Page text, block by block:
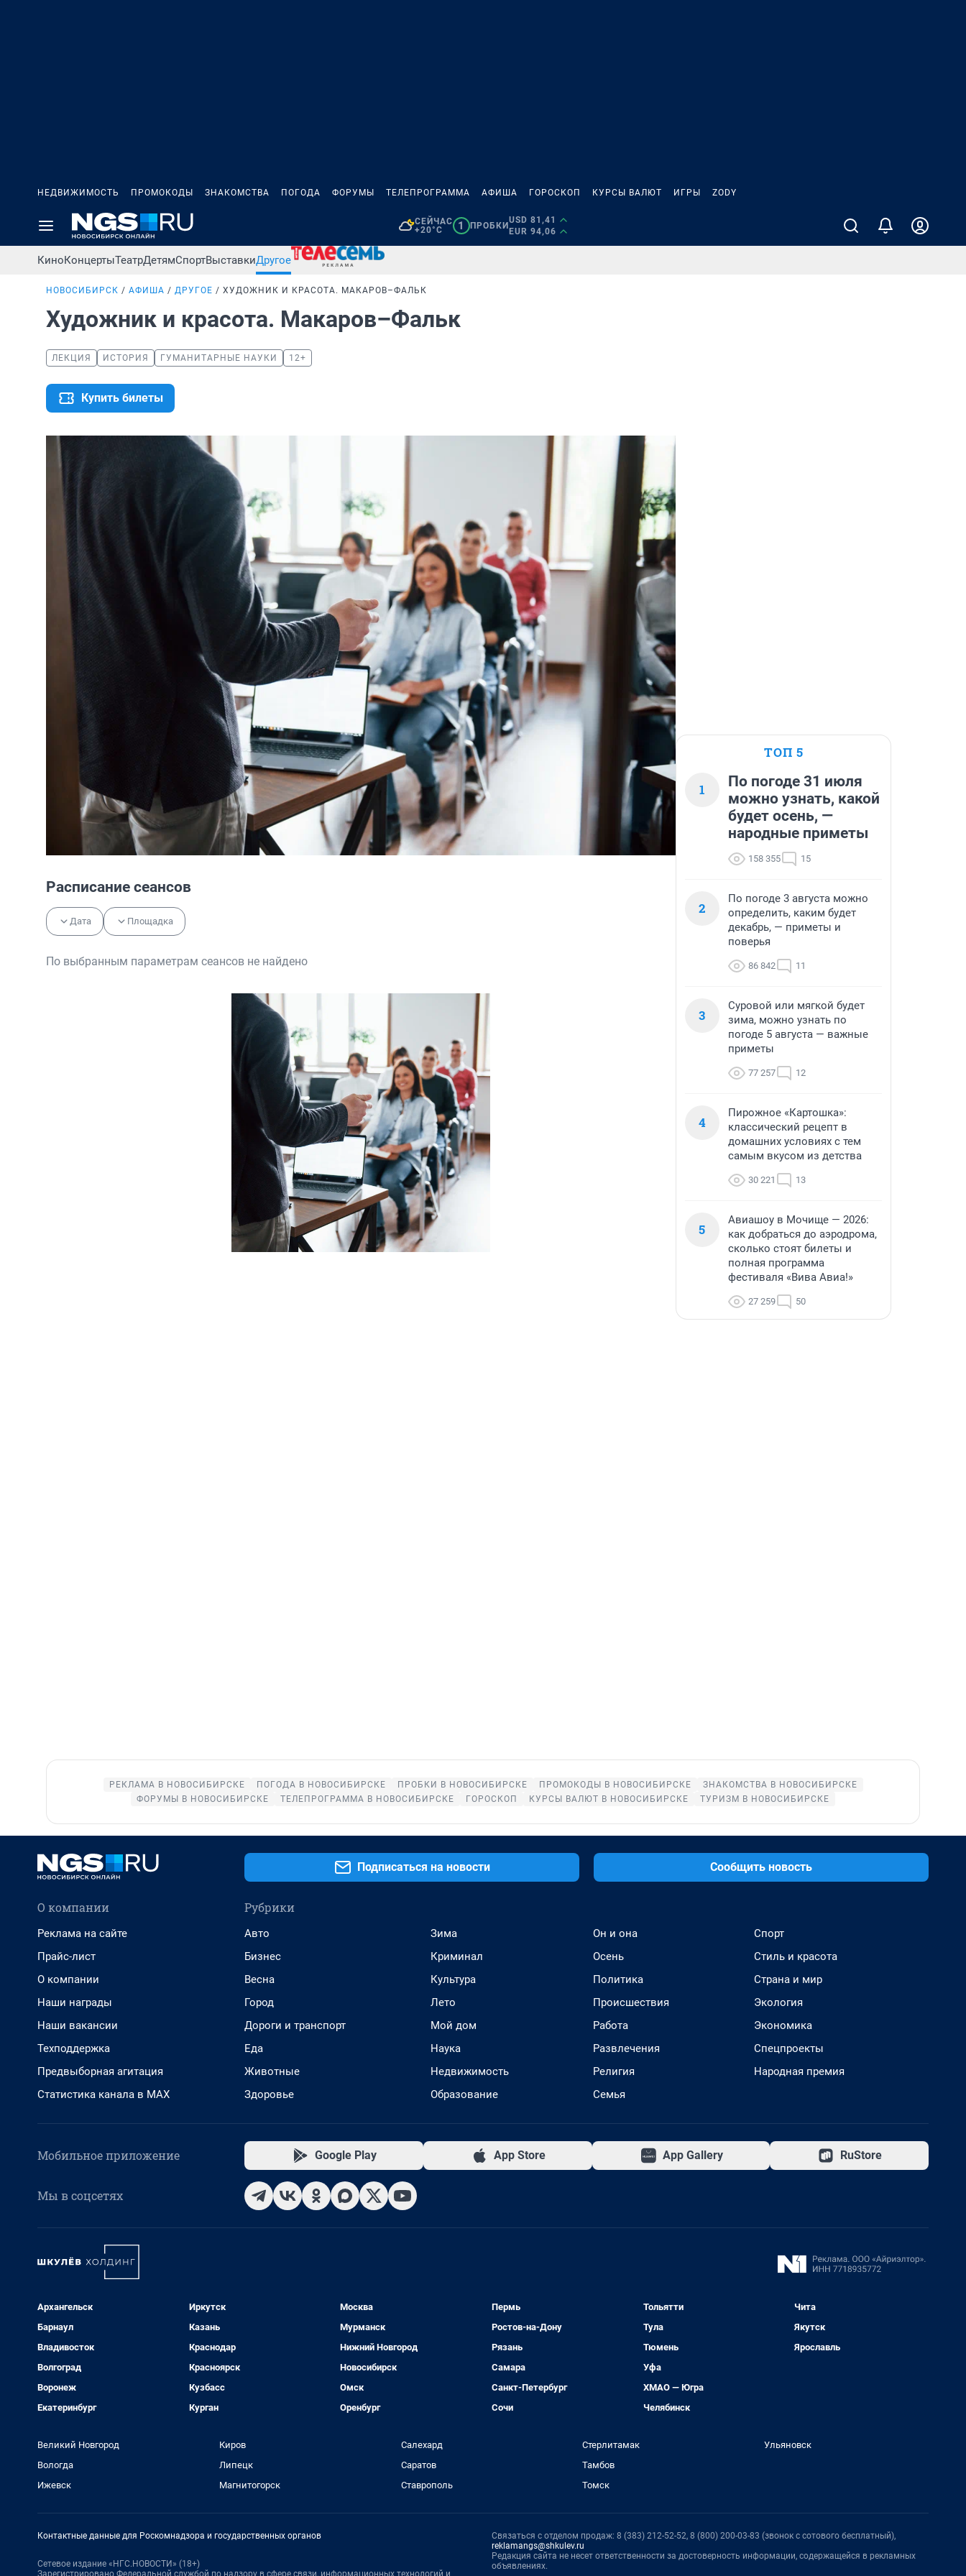
НЕДВИЖИМОСТЬ ПРОМОКОДЫ ЗНАКОМСТВА ПОГОДА ФОРУМЫ ТЕЛЕПРОГРАММА АФИША ГОРОСКОП КУРСЫ ВАЛЮТ ИГРЫ ZODY
СЕЙЧАС
+20°C
1 ПРОБКИ
USD 81,41
EUR 94,06
КиноКонцертыТеатрДетямСпортВыставкиДругое
НОВОСИБИРСК АФИША ДРУГОЕ ХУДОЖНИК И КРАСОТА. МАКАРОВ–ФАЛЬК
Художник и красота. Макаров–Фальк
ЛЕКЦИЯ ИСТОРИЯ ГУМАНИТАРНЫЕ НАУКИ 12+
Купить билеты
Расписание сеансов
Дата Площадка
По выбранным параметрам сеансов не найдено
ТОП 5
1
По погоде 31 июля
можно узнать, какой
будет осень, —
народные приметы
158 355 15
2
По погоде 3 августа можно
определить, каким будет
декабрь, — приметы и
поверья
86 842 11
3
Суровой или мягкой будет
зима, можно узнать по
погоде 5 августа — важные
приметы
77 257 12
4
Пирожное «Картошка»:
классический рецепт в
домашних условиях с тем
самым вкусом из детства
30 221 13
5
Авиашоу в Мочище — 2026:
как добраться до аэродрома,
сколько стоят билеты и
полная программа
фестиваля «Вива Авиа!»
27 259 50
РЕКЛАМА В НОВОСИБИРСКЕ ПОГОДА В НОВОСИБИРСКЕ ПРОБКИ В НОВОСИБИРСКЕ ПРОМОКОДЫ В НОВОСИБИРСКЕ
ЗНАКОМСТВА В НОВОСИБИРСКЕ
ФОРУМЫ В НОВОСИБИРСКЕ
ТЕЛЕПРОГРАММА В НОВОСИБИРСКЕ ГОРОСКОП КУРСЫ ВАЛЮТ В НОВОСИБИРСКЕ ТУРИЗМ В НОВОСИБИРСКЕ
Подписаться на новости Сообщить новость
О компании
Реклама на сайте
Прайс-лист
О компании
Наши награды
Наши вакансии
Техподдержка
Предвыборная агитация
Статистика канала в MAX
Рубрики
Авто
Бизнес
Весна
Город
Дороги и транспорт
Еда
Животные
Здоровье
Зима
Криминал
Культура
Лето
Мой дом
Наука
Недвижимость
Образование
Он и она
Осень
Политика
Происшествия
Работа
Развлечения
Религия
Семья
Спорт
Стиль и красота
Страна и мир
Экология
Экономика
Спецпроекты
Народная премия
Мобильное приложение Google Play App Store App Gallery RuStore
Мы в соцсетях
Архангельск
Барнаул
Владивосток
Волгоград
Воронеж
Екатеринбург
Иркутск
Казань
Краснодар
Красноярск
Кузбасс
Курган
Москва
Мурманск
Нижний Новгород
Новосибирск
Омск
Оренбург
Пермь
Ростов-на-Дону
Рязань
Самара
Санкт-Петербург
Сочи
Тольятти
Тула
Тюмень
Уфа
ХМАО — Югра
Челябинск
Чита
Якутск
Ярославль
Великий Новгород
Вологда
Ижевск
Киров
Липецк
Магнитогорск
Салехард
Саратов
Ставрополь
Стерлитамак
Тамбов
Томск
Ульяновск
Контактные данные для Роскомнадзора и государственных органов
Сетевое издание «НГС.НОВОСТИ» (18+)
Зарегистрировано Федеральной службой по надзору в сфере связи, информационных технологий и
Связаться с отделом продаж: 8 (383) 212-52-52, 8 (800) 200-03-83 (звонок с сотового бесплатный),
reklamangs@shkulev.ru
Редакция сайта не несет ответственности за достоверность информации, содержащейся в рекламных
объявлениях.